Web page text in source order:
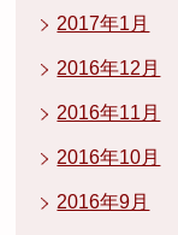
2017年1月
2016年12月
2016年11月
2016年10月
2016年9月